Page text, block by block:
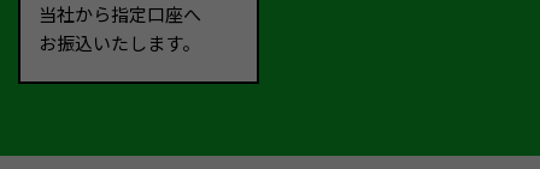
当社から指定口座へ
お振込いたします。